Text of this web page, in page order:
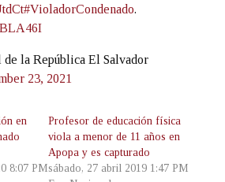
#VioladorCondenado.
la República El Salvador
23, 2021
en
8:07 PM
Profesor de educación física
viola a menor de 11 años en
Apopa y es capturado
sábado, 27 abril 2019 1:47 PM